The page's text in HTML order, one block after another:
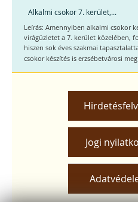
Alkalmi csokor 7. kerület,...
Leírás: Amennyiben alkalmi csokor
virágüzletet a 7. kerület közelében,
hiszen sok éves szakmai
csokor készítés is erzsébetvárosi
Jogi